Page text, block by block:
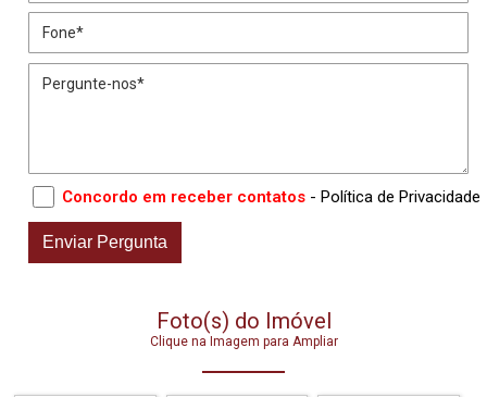
Concordo em receber contatos - Política de Privacidade
Foto(s) do Imóvel
Clique na Imagem para Ampliar